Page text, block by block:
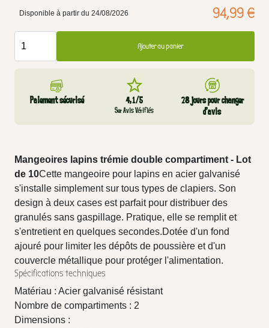
Disponible à partir du 24/08/2026 94,99 €
Ajouter au panier
Paiement sécurisé 4,1/5
Sur Avis Vérifiés
28 jours pour changer
d’avis
Mangeoires lapins trémie double compartiment - Lot
de 10Cette mangeoire pour lapins en acier galvanisé
s'installe simplement sur tous types de clapiers. Son
design à deux cases est parfait pour distribuer des
granulés sans gaspillage. Pratique, elle se remplit et
s'entretient en quelques secondes.Dotée d'un fond
ajouré pour limiter les dépôts de poussière et d'un
couvercle métallique pour protéger l'alimentation.
Spécifications techniques
Matériau : Acier galvanisé résistant
Nombre de compartiments : 2
Dimensions :